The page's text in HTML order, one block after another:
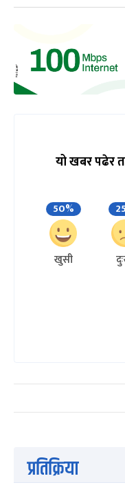
यो खबर पढेर
50%
खुसी
प्रतिक्रिया